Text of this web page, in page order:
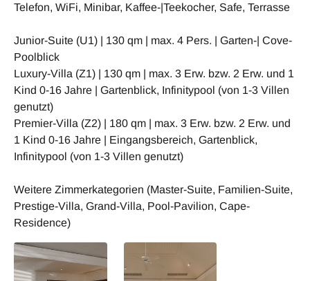
Telefon, WiFi, Minibar, Kaffee-|Teekocher, Safe, Terrasse
Junior-Suite (U1) | 130 qm | max. 4 Pers. | Garten-| Cove-
Poolblick
Luxury-Villa (Z1) | 130 qm | max. 3 Erw. bzw. 2 Erw. und 1
Kind 0-16 Jahre | Gartenblick, Infinitypool (von 1-3 Villen
genutzt)
Premier-Villa (Z2) | 180 qm | max. 3 Erw. bzw. 2 Erw. und
1 Kind 0-16 Jahre | Eingangsbereich, Gartenblick,
Infinitypool (von 1-3 Villen genutzt)
Weitere Zimmerkategorien (Master-Suite, Familien-Suite,
Prestige-Villa, Grand-Villa, Pool-Pavilion, Cape-
Residence)